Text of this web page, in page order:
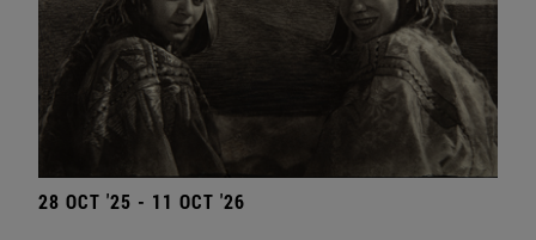
28 OCT '25 - 11 OCT '26